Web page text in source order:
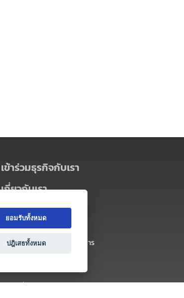
เข้าร่วมธุรกิจกับเรา
เกี่ยวกับเรา
เกี่ยวกับ Thai MICE Connect
นโยบายความเป็นส่วนตัว
ข้อตกลง และเงื่อนไขการใช้บริการ
ยอมรับทั้งหมด
ปฎิเสธทั้งหมด